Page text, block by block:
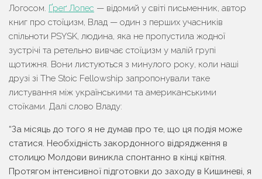
Логосом. Ґреґ Лопес — відомий у світі письменник, автор
книг про стоїцизм, Влад — один з перших учасників
спільноти PSYSK, людина, яка не пропустила жодної
зустрічі та ретельно вивчає стоїцизм у малій групі
щотижня. Вони листуються з минулого року, коли наші
друзі зі The Sto­ic Fel­low­ship запропонували таке
листування між українськими та американськими
стоїками. Далі слово Владу:
“За місяць до того я не думав про те, що ця подія може
статися. Необхідність закордонного відрядження в
столицю Молдови виникла спонтанно в кінці квітня.
Протягом інтенсивної підготовки до заходу в Кишиневі, я